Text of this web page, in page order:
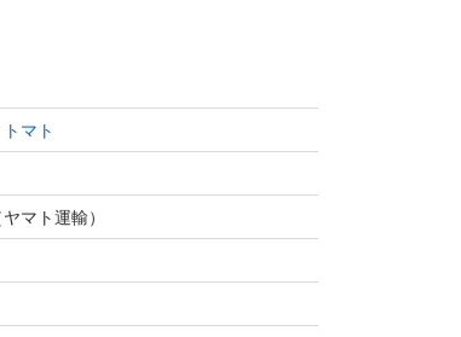
し、
対策として梱包致します。
で
トマト
マト運輸）